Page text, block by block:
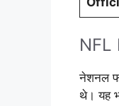
नेशनल
थे। यह